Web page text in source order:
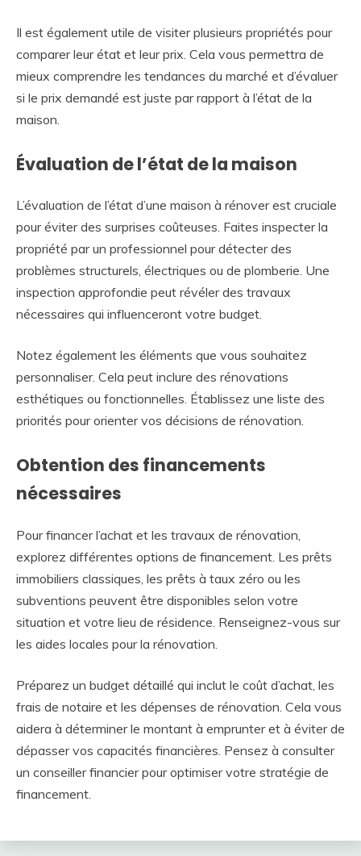
Il est également utile de visiter plusieurs propriétés pour
comparer leur état et leur prix. Cela vous permettra de
mieux comprendre les tendances du marché et d’évaluer
si le prix demandé est juste par rapport à l’état de la
maison.
Évaluation de l’état de la maison
L’évaluation de l’état d’une maison à rénover est cruciale
pour éviter des surprises coûteuses. Faites inspecter la
propriété par un professionnel pour détecter des
problèmes structurels, électriques ou de plomberie. Une
inspection approfondie peut révéler des travaux
nécessaires qui influenceront votre budget.
Notez également les éléments que vous souhaitez
personnaliser. Cela peut inclure des rénovations
esthétiques ou fonctionnelles. Établissez une liste des
priorités pour orienter vos décisions de rénovation.
Obtention des financements
nécessaires
Pour financer l’achat et les travaux de rénovation,
explorez différentes options de financement. Les prêts
immobiliers classiques, les prêts à taux zéro ou les
subventions peuvent être disponibles selon votre
situation et votre lieu de résidence. Renseignez-vous sur
les aides locales pour la rénovation.
Préparez un budget détaillé qui inclut le coût d’achat, les
frais de notaire et les dépenses de rénovation. Cela vous
aidera à déterminer le montant à emprunter et à éviter de
dépasser vos capacités financières. Pensez à consulter
un conseiller financier pour optimiser votre stratégie de
financement.